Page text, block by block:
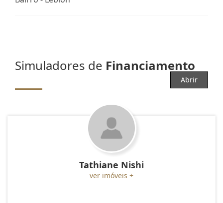
Simuladores de Financiamento
Abrir
Tathiane Nishi
ver imóveis +